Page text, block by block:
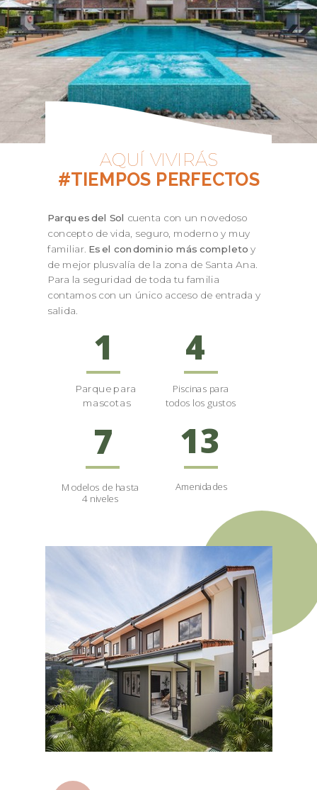
Parques del Sol cuenta con un novedoso
concepto de vida, seguro, moderno y muy
familiar. Es el condominio más completo y
de mejor plusvalía de la zona de Santa Ana.
Para la seguridad de toda tu familia
contamos con un único acceso de entrada y
salida.
1
Parque para
mascotas
4
Piscinas para
todos los gustos
7
Modelos de hasta
4 niveles
13
Amenidades
AQUÍ VIVIRÁS
#TIEMPOS PERFECTOS